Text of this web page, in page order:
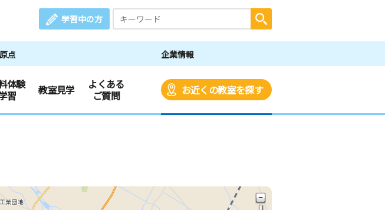
学習中の方
点 企業情報
体験
習
教室見学
よくある
ご質問
お近くの教室を探す